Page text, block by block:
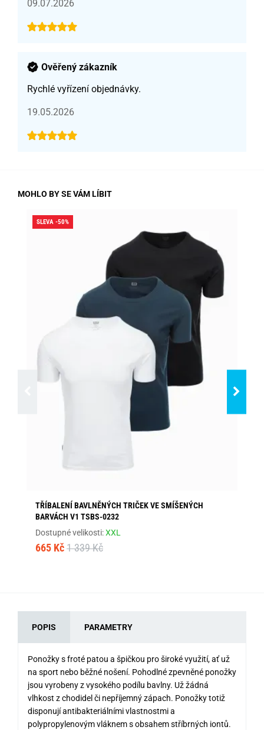
09.07.2026
Ověřený zákazník
Rychlé vyřízení objednávky.
19.05.2026
MOHLO BY SE VÁM LÍBIT
SLEVA -50%
TŘÍBALENÍ BAVLNĚNÝCH TRIČEK VE SMÍŠENÝCH
BARVÁCH V1 TSBS-0232
Dostupné velikosti:XXL
665 Kč 1 339 Kč
POPIS PARAMETRY
Ponožky s froté patou a špičkou pro široké využití, ať už
na sport nebo běžné nošení. Pohodlné zpevněné ponožky
jsou vyrobeny z vysokého podílu bavlny. Už žádná
vlhkost z chodidel či nepříjemný zápach. Ponožky totiž
disponují antibakteriálními vlastnostmi a
polypropylenovým vláknem s obsahem stříbrných iontů.